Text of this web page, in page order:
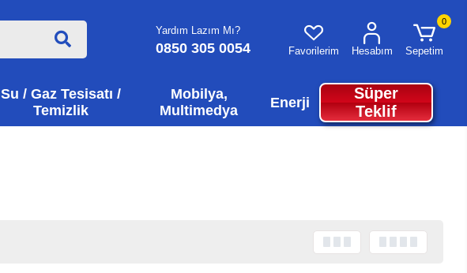
Yardım Lazım Mı?
0850 305 0054 Favorilerim Hesabım
0
Sepetim
Su / Gaz Tesisatı /
Temizlik
Mobilya,
Multimedya
Enerji
Süper
Teklif